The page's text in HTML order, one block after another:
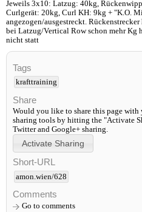
Jeweils 3x10: Latzug: 40kg,
Curlgerät: 20kg, Curl KH: 9kg + "K.O.
angezogen/ausgestreckt.
bei Latzug/Vertical Row schon mehr Kg
nicht statt
Tags
krafttraining
Share
Would you like to share this page
sharing tools by hitting the "Activate
Twitter and Google+ sharing.
Short-URL
amon.wien/628
Comments
Go to comments